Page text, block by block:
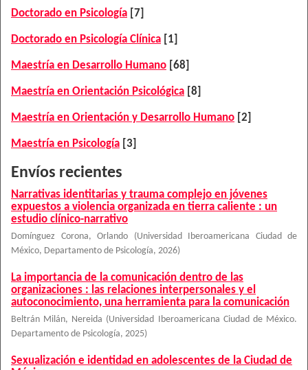
Doctorado en Psicología [7]
Doctorado en Psicología Clínica [1]
Maestría en Desarrollo Humano [68]
Maestría en Orientación Psicológica [8]
Maestría en Orientación y Desarrollo Humano [2]
Maestría en Psicología [3]
Envíos recientes
Narrativas identitarias y trauma complejo en jóvenes
expuestos a violencia organizada en tierra caliente : un
estudio clínico-narrativo
Domínguez Corona, Orlando (Universidad Iberoamericana Ciudad de
México, Departamento de Psicología, 2026)
La importancia de la comunicación dentro de las
organizaciones : las relaciones interpersonales y el
autoconocimiento, una herramienta para la comunicación
Beltrán Milán, Nereida (Universidad Iberoamericana Ciudad de México.
Departamento de Psicología, 2025)
Sexualización e identidad en adolescentes de la Ciudad de